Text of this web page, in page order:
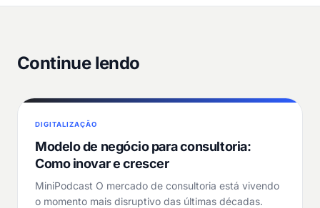
Continue lendo
DIGITALIZAÇÃO
Modelo de negócio para consultoria:
Como inovar e crescer
MiniPodcast O mercado de consultoria está vivendo
o momento mais disruptivo das últimas décadas.